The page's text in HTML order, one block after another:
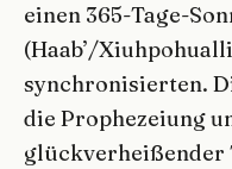
einen 365-Tage-
(Haab’/
synchronisierten.
die Prophezeiung
glückverheißender